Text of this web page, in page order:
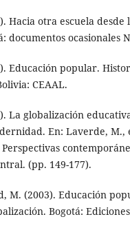
Hacia otra escuela desde
documentos ocasionales
Educación popular.
CEAAL.
La globalización
En: Laverde, M.,
(pp. 149-177).
M. (2003). Educación
Bogotá: